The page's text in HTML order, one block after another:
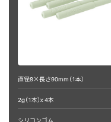
直径8×長さ90mm（1本）
2g（1本）x 4本
シリコンゴム